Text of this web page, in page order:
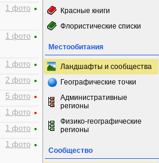
1 фото •
1 фото •
1 фото •
2 фото •
5 фото •
1 фото •
1 фото •
1 фото •
Красные книги
Флористические списки
Местообитания
Ландшафты и сообщества
Географические точки
Административные
регионы
Физико-географические
регионы
Сообщество